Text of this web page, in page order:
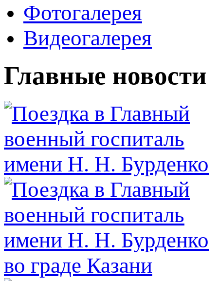
Фотогалерея
Видеогалерея
Главные новости
во граде Казани